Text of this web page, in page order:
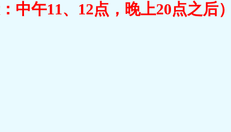
中午11、12点，晚上20点之后）